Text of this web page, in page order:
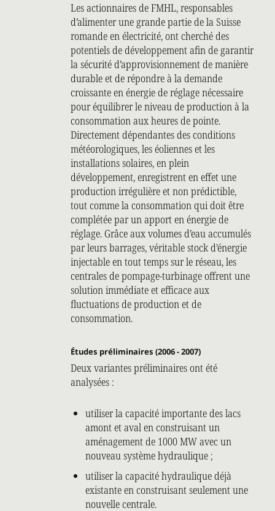
Les actionnaires de FMHL, responsables
d’alimenter une grande partie de la Suisse
romande en électricité, ont cherché des
potentiels de développement afin de garantir
la sécurité d’approvisionnement de manière
durable et de répondre à la demande
croissante en énergie de réglage nécessaire
pour équilibrer le niveau de production à la
consommation aux heures de pointe.
Directement dépendantes des conditions
météorologiques, les éoliennes et les
installations solaires, en plein
développement, enregistrent en effet une
production irrégulière et non prédictible,
tout comme la consommation qui doit être
complétée par un apport en énergie de
réglage. Grâce aux volumes d’eau accumulés
par leurs barrages, véritable stock d’énergie
injectable en tout temps sur le réseau, les
centrales de pompage-turbinage offrent une
solution immédiate et efficace aux
fluctuations de production et de
consommation.
Études préliminaires (2006 - 2007)
Deux variantes préliminaires ont été
analysées :
utiliser la capacité importante des lacs
amont et aval en construisant un
aménagement de 1000 MW avec un
nouveau système hydraulique ;
utiliser la capacité hydraulique déjà
existante en construisant seulement une
nouvelle centrale.